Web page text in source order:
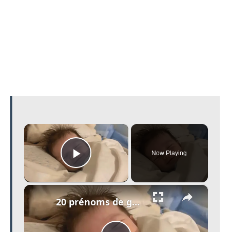
×
Play Video
Now Playing
×
20 prénoms de garçons oubliés à redécouvrir